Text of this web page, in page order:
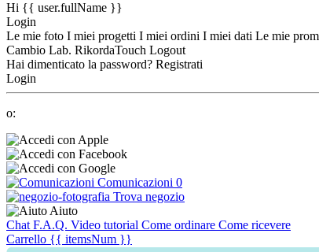
Hi {{ user.fullName }}
Login
Le mie foto I miei progetti I miei ordini I miei dati Le mie
Cambio Lab. RikordaTouch Logout
Hai dimenticato la password? Registrati
Login
o:
Comunicazioni 0
Trova negozio
Aiuto
Chat F.A.Q. Video tutorial Come ordinare Come ricevere
Carrello {{ itemsNum }}